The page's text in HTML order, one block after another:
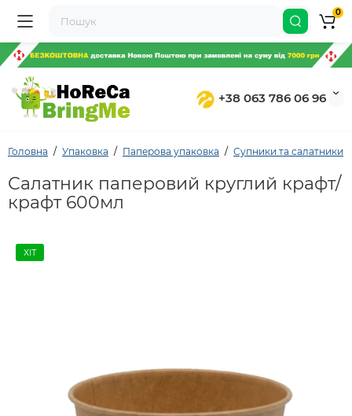
+38 063 786 06 96
0
Головна Упаковка Паперова упаковка Супники та салатники
Салатник паперовий круглий крафт/
крафт 600мл
ХІТ